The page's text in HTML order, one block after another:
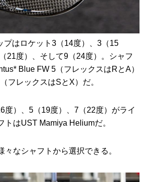
プはロケット3（14度）、3（15
21度）、そして9（24度）。シャフ
Blue FW 5（フレックスはRとA）
フレックスはSとX）だ。
度）、5（19度）、7（22度）がライ
トはUST Mamiya Heliumだ。
々なシャフトから選択できる。